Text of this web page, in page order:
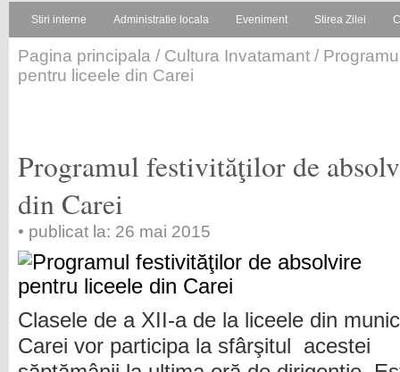
Stiri interne Administratie locala Eveniment Stirea Zilei
Pagina principala / Cultura Invatamant /
pentru liceele din Carei
Programul festivităţilor de
din Carei
• publicat la: 26 mai 2015
Clasele de a XII-a de la liceele din
Carei vor participa la sfârşitul acestei